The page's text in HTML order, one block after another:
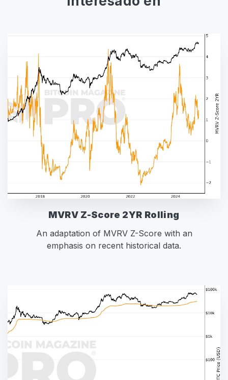
MVRV Z-Score 2YR Rolling
An adaptation of MVRV Z-Score with an
emphasis on recent historical data.